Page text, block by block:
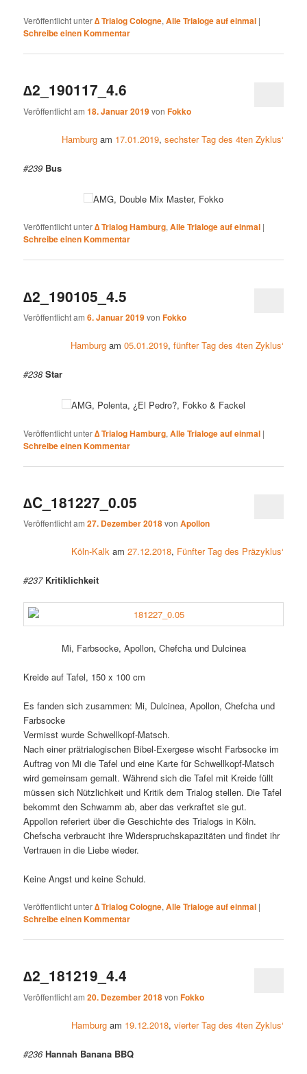
Veröffentlicht unter∆ Trialog Cologne,Alle Trialoge auf einmal |
Schreibe einen Kommentar
∆2_190117_4.6
Veröffentlicht am18. Januar 2019vonFokko
Hamburgam 17.01.2019, sechster Tag des 4ten Zyklus‘
#239 Bus
AMG, Double Mix Master, Fokko
Veröffentlicht unter∆ Trialog Hamburg,Alle Trialoge auf einmal |
Schreibe einen Kommentar
∆2_190105_4.5
Veröffentlicht am6. Januar 2019vonFokko
Hamburgam 05.01.2019, fünfter Tag des 4ten Zyklus‘
#238 Star
AMG, Polenta, ¿El Pedro?, Fokko & Fackel
Veröffentlicht unter∆ Trialog Hamburg,Alle Trialoge auf einmal |
Schreibe einen Kommentar
∆C_181227_0.05
Veröffentlicht am27. Dezember 2018vonApollon
Köln-Kalkam 27.12.2018, Fünfter Tag des Präzyklus‘
#237 Kritiklichkeit
Mi, Farbsocke, Apollon, Chefcha und Dulcinea
Kreide auf Tafel, 150 x 100 cm
Es fanden sich zusammen: Mi, Dulcinea, Apollon, Chefcha und
Farbsocke
Vermisst wurde Schwellkopf-Matsch.
Nach einer prätrialogischen Bibel-Exergese wischt Farbsocke im
Auftrag von Mi die Tafel und eine Karte für Schwellkopf-Matsch
wird gemeinsam gemalt. Während sich die Tafel mit Kreide füllt
müssen sich Nützlichkeit und Kritik dem Trialog stellen. Die Tafel
bekommt den Schwamm ab, aber das verkraftet sie gut.
Appollon referiert über die Geschichte des Trialogs in Köln.
Chefscha verbraucht ihre Widerspruchskapazitäten und findet ihr
Vertrauen in die Liebe wieder.
Keine Angst und keine Schuld.
Veröffentlicht unter∆ Trialog Cologne,Alle Trialoge auf einmal |
Schreibe einen Kommentar
∆2_181219_4.4
Veröffentlicht am20. Dezember 2018vonFokko
Hamburgam 19.12.2018, vierter Tag des 4ten Zyklus‘
#236 Hannah Banana BBQ